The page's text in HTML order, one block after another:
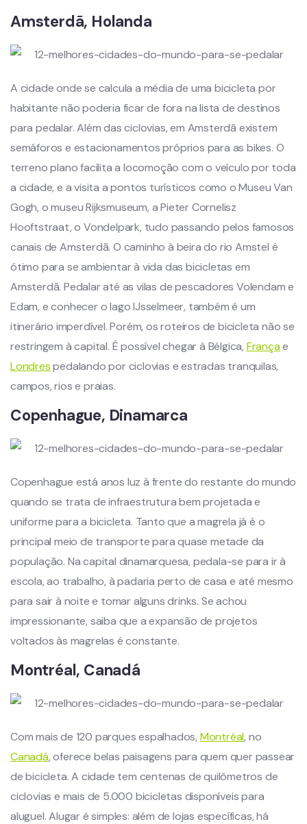
Amsterdã, Holanda
A cidade onde se calcula a média de uma bicicleta por
habitante não poderia ficar de fora na lista de destinos
para pedalar. Além das ciclovias, em Amsterdã existem
semáforos e estacionamentos próprios para as bikes. O
terreno plano facilita a locomoção com o veículo por toda
a cidade, e a visita a pontos turísticos como o Museu Van
Gogh, o museu Rijksmuseum, a Pieter Cornelisz
Hooftstraat, o Vondelpark, tudo passando pelos famosos
canais de Amsterdã. O caminho à beira do rio Amstel é
ótimo para se ambientar à vida das bicicletas em
Amsterdã. Pedalar até as vilas de pescadores Volendam e
Edam, e conhecer o lago IJsselmeer, também é um
itinerário imperdível. Porém, os roteiros de bicicleta não se
restringem à capital. É possível chegar à Bélgica, Françae
Londrespedalando por ciclovias e estradas tranquilas,
campos, rios e praias.
Copenhague, Dinamarca
Copenhague está anos luz à frente do restante do mundo
quando se trata de infraestrutura bem projetada e
uniforme para a bicicleta. Tanto que a magrela já é o
principal meio de transporte para quase metade da
população. Na capital dinamarquesa, pedala-se para ir à
escola, ao trabalho, à padaria perto de casa e até mesmo
para sair à noite e tomar alguns drinks. Se achou
impressionante, saiba que a expansão de projetos
voltados às magrelas é constante.
Montréal, Canadá
Com mais de 120 parques espalhados, Montréal, no
Canadá, oferece belas paisagens para quem quer passear
de bicicleta. A cidade tem centenas de quilômetros de
ciclovias e mais de 5.000 bicicletas disponíveis para
aluguel. Alugar é simples: além de lojas específicas, há